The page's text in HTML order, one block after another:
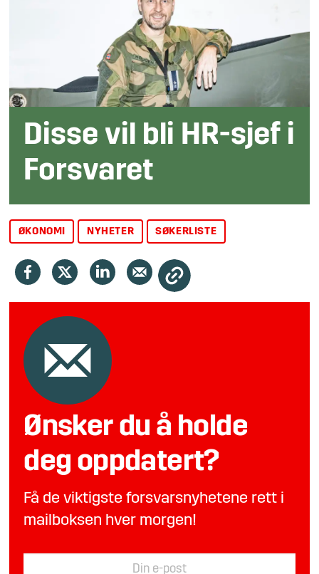
Disse vil bli HR-sjef i
Forsvaret
ØKONOMI NYHETER SØKERLISTE
Ønsker du å holde
deg oppdatert?
Få de viktigste forsvarsnyhetene rett i
mailboksen hver morgen!